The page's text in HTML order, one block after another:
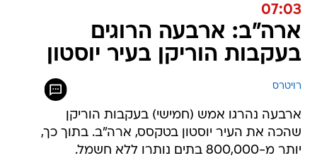
07:03
ארה"ב: ארבעה הרוגים
בעקבות הוריקן בעיר יוסטון
רויטרס
ארבעה נהרגו אמש (חמישי) בעקבות הוריקן
שהכה את העיר יוסטון בטקסס, ארה"ב. בתוך כך,
יותר מ-800,000 בתים נותרו ללא חשמל.